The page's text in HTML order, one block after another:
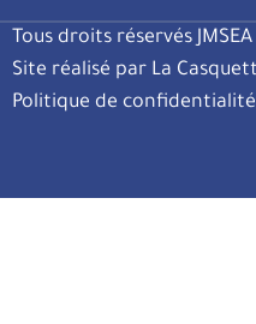
Tous droits réservés
Site réalisé par La
Politique de confidentialité